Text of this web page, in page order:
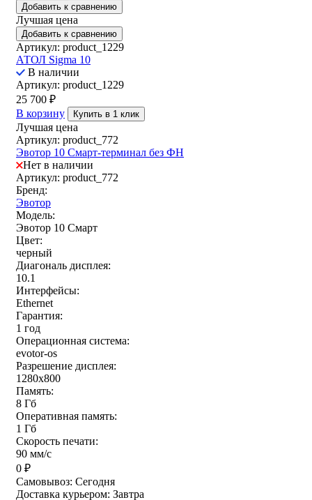
Добавить к сравнению
Лучшая цена
Добавить к сравнению
Артикул: product_1229
АТОЛ Sigma 10
В наличии
Артикул: product_1229
25 700 ₽
В корзину
Купить в 1 клик
Лучшая цена
Артикул: product_772
Эвотор 10 Смарт-терминал без ФН
Нет в наличии
Артикул: product_772
Бренд:
Эвотор
Модель:
Эвотор 10 Смарт
Цвет:
черный
Диагональ дисплея:
10.1
Интерфейсы:
Ethernet
Гарантия:
1 год
Операционная система:
evotor-os
Разрешение дисплея:
1280x800
Память:
8 Гб
Оперативная память:
1 Гб
Скорость печати:
90 мм/с
0 ₽
Самовывоз: Сегодня
Доставка курьером: Завтра